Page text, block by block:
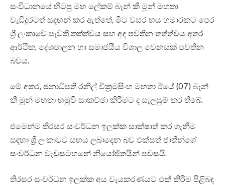
සංවිධානයේ හිටපු මහ ලේකම් බෑන් කී මූන් මහතා
වැඩිදුරටත් සඳහන් කර ඇත්තේ‍, මීට වසර හය හමාරකට පෙර
ශ්‍රී ලංකාවේ පැවති තත්ත්වය සහ අද පවතින තත්ත්වය අතර
ආර්ථික, දේශපාලන හා සමාජයීය විශාල වෙනසක් පවතින
බවය.
මේ අතර, ජනාධිපති රනිල් වික්‍රමසිංහ මහතා ඊයේ (07) බෑන්
කී මූන් මහතා හමුවී සාකච්ඡා කිරීමට ද සැලසුම් කර තිබේ.
එමෙන්ම තිරසර සංවර්ධන ඉලක්ක සාක්ෂාත් කර ගැනීම
සඳහා ශ්‍රී ලංකාවට සහය ලබාදෙන බව එක්සත් ජාතීන්ගේ
සංවර්ධන වැඩසටහනේ නියෝජිතයින් පවසයි.
තිරසර සංවර්ධන ඉලක්ක අය වැයකරණයට එක් කිරීම පිළිබඳ